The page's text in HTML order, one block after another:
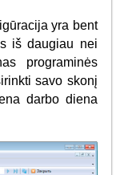
yra bent
iš daugiau nei
programinės
savo skonį
darbo diena